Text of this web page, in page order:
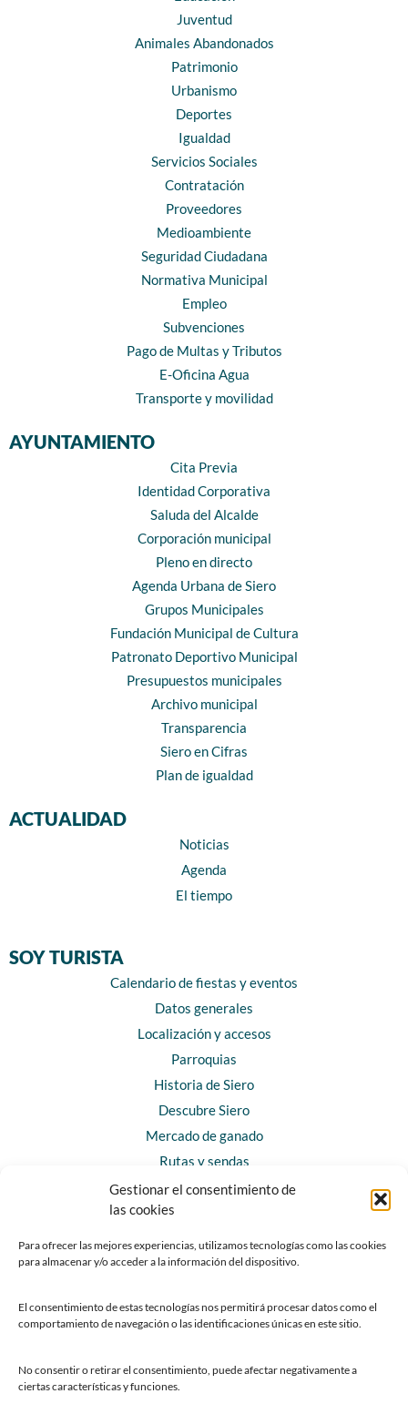
Gestionar el consentimiento de
las cookies
Para ofrecer las mejores experiencias, utilizamos tecnologías como las cookies
para almacenar y/o acceder a la información del dispositivo.
El consentimiento de estas tecnologías nos permitirá procesar datos como el
comportamiento de navegación o las identificaciones únicas en este sitio.
No consentir o retirar el consentimiento, puede afectar negativamente a
ciertas características y funciones.
Juventud
Animales Abandonados
Patrimonio
Urbanismo
Deportes
Igualdad
Servicios Sociales
Contratación
Proveedores
Medioambiente
Seguridad Ciudadana
Normativa Municipal
Empleo
Subvenciones
Pago de Multas y Tributos
E-Oficina Agua
Transporte y movilidad
AYUNTAMIENTO
Cita Previa
Identidad Corporativa
Saluda del Alcalde
Corporación municipal
Pleno en directo
Agenda Urbana de Siero
Grupos Municipales
Fundación Municipal de Cultura
Patronato Deportivo Municipal
Presupuestos municipales
Archivo municipal
Transparencia
Siero en Cifras
Plan de igualdad
ACTUALIDAD
Noticias
Agenda
El tiempo
SOY TURISTA
Calendario de fiestas y eventos
Datos generales
Localización y accesos
Parroquias
Historia de Siero
Descubre Siero
Mercado de ganado
Rutas y sendas
Horarios y contacto
Teléfonos de interés
Chatbot Siero
SEDES ELECTRÓNICAS
Sede del Ayuntamiento de Siero